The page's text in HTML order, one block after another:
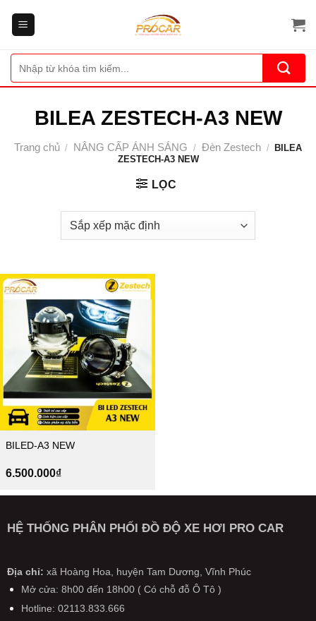
kiếm:
BILEA ZESTECH-A3 NEW
Trang chủ / NÂNG CẤP ÁNH SÁNG / Đèn Zestech /
BILEA
ZESTECH-A3 NEW
LỌC
BILED-A3 NEW
6.500.000₫
HỆ THỐNG PHÂN PHỐI ĐỒ ĐỘ XE HƠI PRO CAR
Địa chỉ: xã Hoàng Hoa, huyện Tam Dương, Vĩnh Phúc
Mở cửa: 8h00 đến 18h00 ( Có chỗ đỗ Ô Tô )
Hotline: 02113.833.666